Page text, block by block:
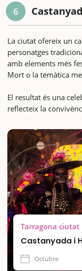
6
La ciutat ofereix un
personatges
amb elements més
Mort o la temàtica
El resultat és una
reflecteix la
Tarragona ciutat
Castanyada i
Octubre